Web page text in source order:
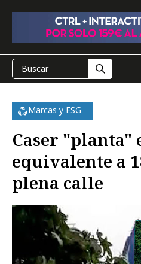
Marcas y ESG
Caser "planta"
equivalente a
plena calle